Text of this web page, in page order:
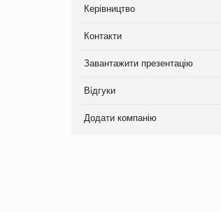
Керівництво
Контакти
Завантажити презентацію
Відгуки
Додати компанію